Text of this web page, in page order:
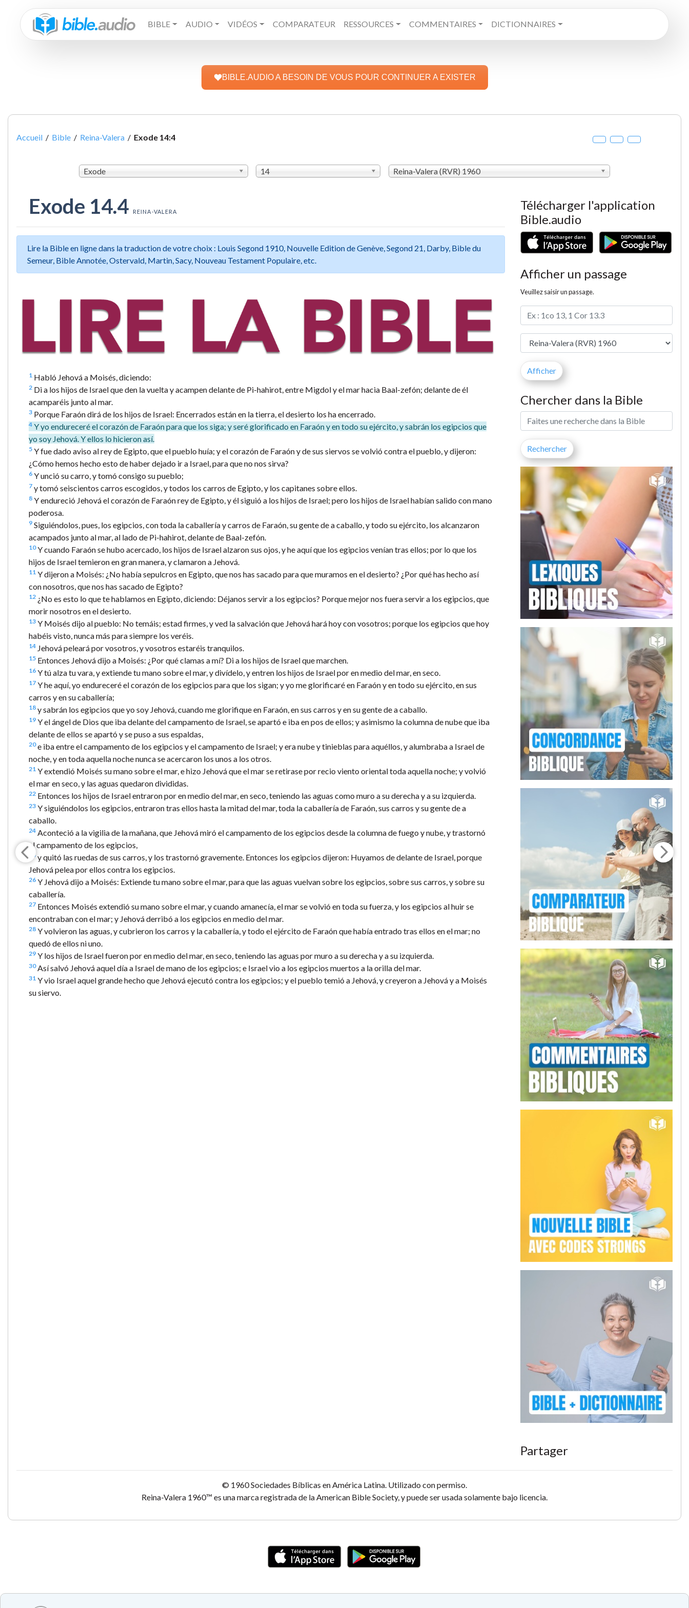
BIBLE AUDIO VIDÉOS COMPARATEUR RESSOURCES COMMENTAIRES DICTIONNAIRES
BIBLE.AUDIO A BESOIN DE VOUS POUR CONTINUER A EXISTER
Accueil / Bible / Reina-Valera / Exode 14:4
Exode 14 Reina-Valera (RVR) 1960
Exode 14.4 REINA-VALERA
Lire la Bible en ligne dans la traduction de votre choix : Louis Segond 1910, Nouvelle Edition de Genève, Segond 21, Darby, Bible du
Semeur, Bible Annotée, Ostervald, Martin, Sacy, Nouveau Testament Populaire, etc.
1 Habló Jehová a Moisés, diciendo:
2 Di a los hijos de Israel que den la vuelta y acampen delante de Pi-hahirot, entre Migdol y el mar hacia Baal-zefón; delante de él
acamparéis junto al mar.
3 Porque Faraón dirá de los hijos de Israel: Encerrados están en la tierra, el desierto los ha encerrado.
4 Y yo endureceré el corazón de Faraón para que los siga; y seré glorificado en Faraón y en todo su ejército, y sabrán los egipcios que
yo soy Jehová. Y ellos lo hicieron así.
5 Y fue dado aviso al rey de Egipto, que el pueblo huía; y el corazón de Faraón y de sus siervos se volvió contra el pueblo, y dijeron:
¿Cómo hemos hecho esto de haber dejado ir a Israel, para que no nos sirva?
6 Y unció su carro, y tomó consigo su pueblo;
7 y tomó seiscientos carros escogidos, y todos los carros de Egipto, y los capitanes sobre ellos.
8 Y endureció Jehová el corazón de Faraón rey de Egipto, y él siguió a los hijos de Israel; pero los hijos de Israel habían salido con mano
poderosa.
9 Siguiéndolos, pues, los egipcios, con toda la caballería y carros de Faraón, su gente de a caballo, y todo su ejército, los alcanzaron
acampados junto al mar, al lado de Pi-hahirot, delante de Baal-zefón.
10Y cuando Faraón se hubo acercado, los hijos de Israel alzaron sus ojos, y he aquí que los egipcios venían tras ellos; por lo que los
hijos de Israel temieron en gran manera, y clamaron a Jehová.
11 Y dijeron a Moisés: ¿No había sepulcros en Egipto, que nos has sacado para que muramos en el desierto? ¿Por qué has hecho así
con nosotros, que nos has sacado de Egipto?
12 ¿No es esto lo que te hablamos en Egipto, diciendo: Déjanos servir a los egipcios? Porque mejor nos fuera servir a los egipcios, que
morir nosotros en el desierto.
13 Y Moisés dijo al pueblo: No temáis; estad firmes, y ved la salvación que Jehová hará hoy con vosotros; porque los egipcios que hoy
habéis visto, nunca más para siempre los veréis.
14 Jehová peleará por vosotros, y vosotros estaréis tranquilos.
15 Entonces Jehová dijo a Moisés: ¿Por qué clamas a mí? Di a los hijos de Israel que marchen.
16 Y tú alza tu vara, y extiende tu mano sobre el mar, y divídelo, y entren los hijos de Israel por en medio del mar, en seco.
17 Y he aquí, yo endureceré el corazón de los egipcios para que los sigan; y yo me glorificaré en Faraón y en todo su ejército, en sus
carros y en su caballería;
18 y sabrán los egipcios que yo soy Jehová, cuando me glorifique en Faraón, en sus carros y en su gente de a caballo.
19 Y el ángel de Dios que iba delante del campamento de Israel, se apartó e iba en pos de ellos; y asimismo la columna de nube que iba
delante de ellos se apartó y se puso a sus espaldas,
20e iba entre el campamento de los egipcios y el campamento de Israel; y era nube y tinieblas para aquéllos, y alumbraba a Israel de
noche, y en toda aquella noche nunca se acercaron los unos a los otros.
21 Y extendió Moisés su mano sobre el mar, e hizo Jehová que el mar se retirase por recio viento oriental toda aquella noche; y volvió
el mar en seco, y las aguas quedaron divididas.
22 Entonces los hijos de Israel entraron por en medio del mar, en seco, teniendo las aguas como muro a su derecha y a su izquierda.
23 Y siguiéndolos los egipcios, entraron tras ellos hasta la mitad del mar, toda la caballería de Faraón, sus carros y su gente de a
caballo.
24 Aconteció a la vigilia de la mañana, que Jehová miró el campamento de los egipcios desde la columna de fuego y nube, y trastornó
el campamento de los egipcios,
25 y quitó las ruedas de sus carros, y los trastornó gravemente. Entonces los egipcios dijeron: Huyamos de delante de Israel, porque
Jehová pelea por ellos contra los egipcios.
26 Y Jehová dijo a Moisés: Extiende tu mano sobre el mar, para que las aguas vuelvan sobre los egipcios, sobre sus carros, y sobre su
caballería.
27 Entonces Moisés extendió su mano sobre el mar, y cuando amanecía, el mar se volvió en toda su fuerza, y los egipcios al huir se
encontraban con el mar; y Jehová derribó a los egipcios en medio del mar.
28 Y volvieron las aguas, y cubrieron los carros y la caballería, y todo el ejército de Faraón que había entrado tras ellos en el mar; no
quedó de ellos ni uno.
29 Y los hijos de Israel fueron por en medio del mar, en seco, teniendo las aguas por muro a su derecha y a su izquierda.
30Así salvó Jehová aquel día a Israel de mano de los egipcios; e Israel vio a los egipcios muertos a la orilla del mar.
31 Y vio Israel aquel grande hecho que Jehová ejecutó contra los egipcios; y el pueblo temió a Jehová, y creyeron a Jehová y a Moisés
su siervo.
Télécharger l'application
Bible.audio
Afficher un passage
Veuillez saisir un passage.
Chercher dans la Bible
Partager
© 1960 Sociedades Bíblicas en América Latina. Utilizado con permiso.
Reina-Valera 1960™ es una marca registrada de la American Bible Society, y puede ser usada solamente bajo licencia.